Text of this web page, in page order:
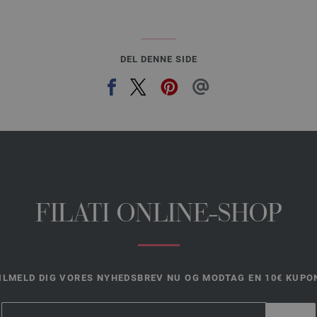
DEL DENNE SIDE
FILATI ONLINE-SHOP
DIG VORES NYHEDSBREV NU OG MODTAG EN 10€